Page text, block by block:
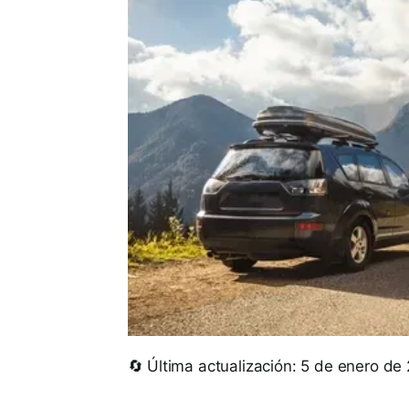
🔄 Última actualización: 5 de enero de